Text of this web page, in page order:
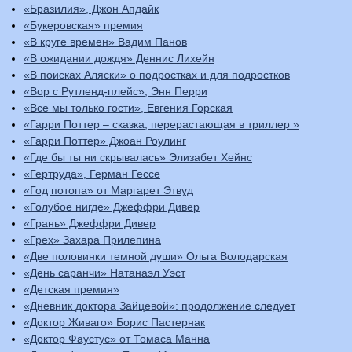
«Бразилия», Джон Апдайк
«Букеровская» премия
«В круге времен» Вадим Панов
«В ожидании дождя» Деннис Лихейн
«В поисках Аляски» о подростках и для подростков
«Вор с Рутленд-плейс», Энн Перри
«Все мы только гости», Евгения Горская
«Гарри Поттер – сказка, перерастающая в триллер »
«Гарри Поттер» Джоан Роулинг
«Где бы ты ни скрывалась» Элизабет Хейнс
«Гертруда», Герман Гессе
«Год потопа» от Маргарет Этвуд
«Голубое нигде» Джеффри Дивер
«Грань» Джеффри Дивер
«Грех» Захара Прилепина
«Две половинки темной души» Ольга Володарская
«День саранчи» Натанаэл Уэст
«Детская премия»
«Дневник доктора Зайцевой»: продолжение следует
«Доктор Живаго» Борис Пастернак
«Доктор Фаустус» от Томаса Манна